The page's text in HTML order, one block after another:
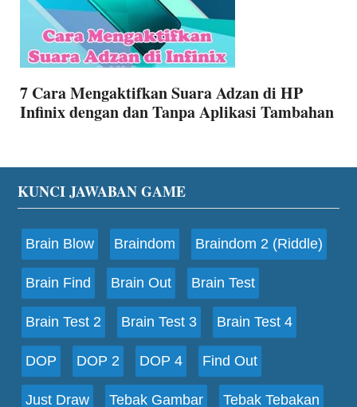
7 Cara Mengaktifkan Suara Adzan di HP
Infinix dengan dan Tanpa Aplikasi Tambahan
Footer
KUNCI JAWABAN GAME
Brain Blow Braindom Braindom 2 (Riddle)
Brain Find Brain Out Brain Test
Brain Test 2 Brain Test 3 Brain Test 4
DOP DOP 2 DOP 4 Find Out
Just Draw Tebak Gambar Tebak Tebakan